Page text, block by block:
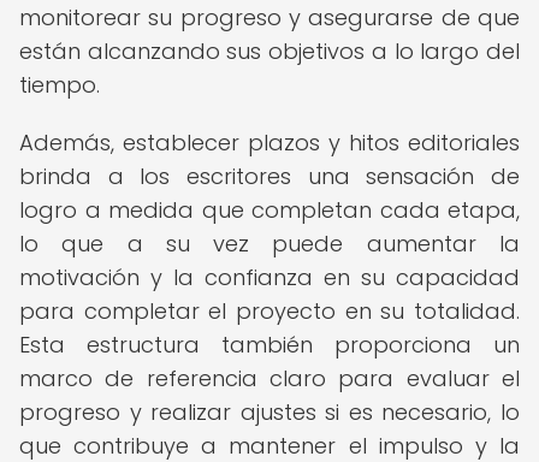
monitorear su progreso y asegurarse de que
están alcanzando sus objetivos a lo largo del
tiempo.
Además, establecer plazos y hitos editoriales
brinda a los escritores una sensación de
logro a medida que completan cada etapa,
lo que a su vez puede aumentar la
motivación y la confianza en su capacidad
para completar el proyecto en su totalidad.
Esta estructura también proporciona un
marco de referencia claro para evaluar el
progreso y realizar ajustes si es necesario, lo
que contribuye a mantener el impulso y la